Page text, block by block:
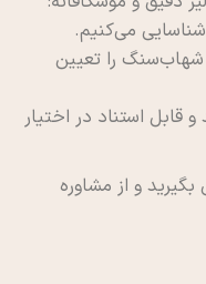
می‌کنیم.
شهاب‌سنگ را تعیین
قابل استناد در اختیار
و از مشاوره